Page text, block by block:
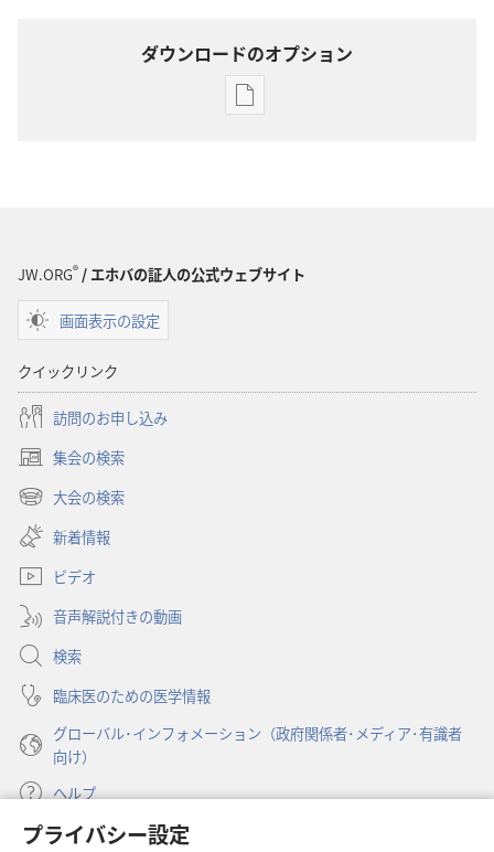
プライバシー設定
ダウンロードのオプション
出
ン
JW.ORG®/ エホバの証人の公式ウェブサイト
画面表示の設定
クイックリンク
訪問のお申し込み
集会の検索
（新
し
タ
で
開
く）
大会の検索
（新
し
い
タ
ブ
で
開
く）
新着情報
ビデオ
音声解説付きの動画
検索
臨床医のための医学情報
グローバル･インフォメーション（政府関係者･メディア･有識者
向け）
ヘルプ